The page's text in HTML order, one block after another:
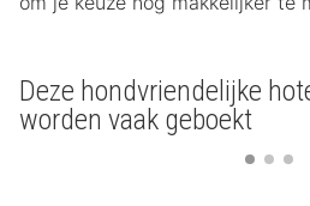
Deze hondvriendelijke
worden vaak geboekt